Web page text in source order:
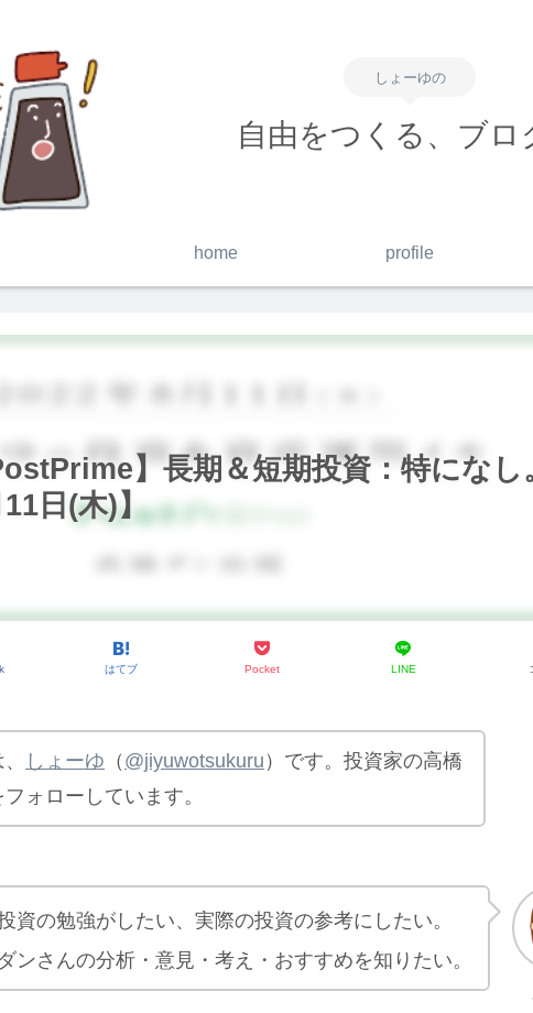
しょーゆの
自由をつくる、ブロ
home profile
】長期＆短期投資：特になし
11日(木)】
はてブ Pocket LINE
しょーゆ （ @jiyuwotsukuru ）です。投資家の高橋
ォローしています。
資の勉強がしたい、実際の投資の参考にしたい。
ダンさんの分析・意見・考え・おすすめを知りたい。